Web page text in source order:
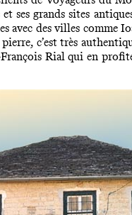
ses grands sites
avec des villes comme
c’est très
Rial qui en